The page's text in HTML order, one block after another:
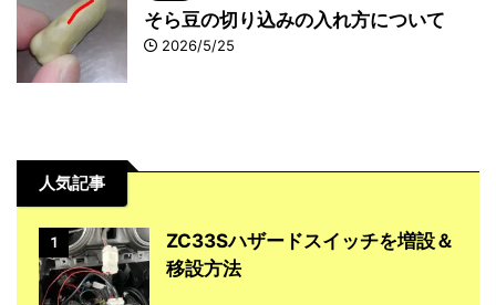
そら豆の切り込みの入れ方について
2026/5/25
人気記事
1
ZC33Sハザードスイッチを増設＆
移設方法